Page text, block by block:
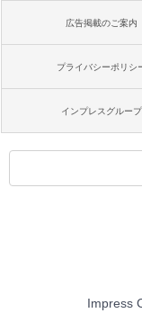
広告掲載のご案内
プライバシーポリシ
インプレスグループ
Impress